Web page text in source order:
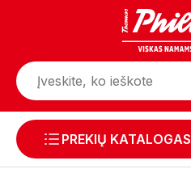
PREKIŲ KATALOGAS